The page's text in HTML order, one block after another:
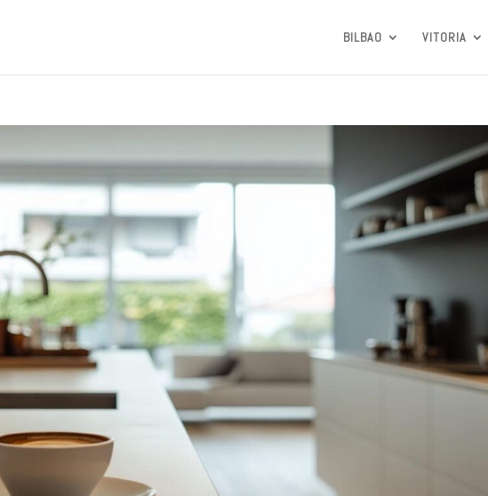
BILBAO VITORIA